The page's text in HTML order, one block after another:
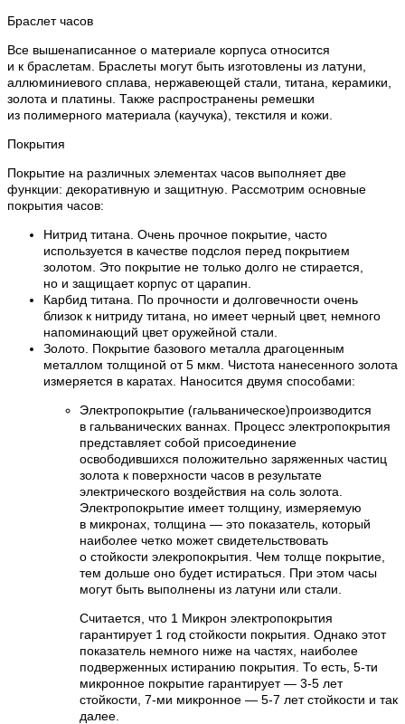
Браслет часов
Все вышенаписанное о материале корпуса относится
и к браслетам. Браслеты могут быть изготовлены из латуни,
аллюминиевого сплава, нержавеющей стали, титана, керамики,
золота и платины. Также распространены ремешки
из полимерного материала (каучука), текстиля и кожи.
Покрытия
Покрытие на различных элементах часов выполняет две
функции: декоративную и защитную. Рассмотрим основные
покрытия часов:
Нитрид титана. Очень прочное покрытие, часто
используется в качестве подслоя перед покрытием
золотом. Это покрытие не только долго не стирается,
но и защищает корпус от царапин.
Карбид титана. По прочности и долговечности очень
близок к нитриду титана, но имеет черный цвет, немного
напоминающий цвет оружейной стали.
Золото. Покрытие базового металла драгоценным
металлом толщиной от 5 мкм. Чистота нанесенного золота
измеряется в каратах. Наносится двумя способами:
Электропокрытие (гальваническое)производится
в гальванических ваннах. Процесс электропокрытия
представляет собой присоединение
освободившихся положительно заряженных частиц
золота к поверхности часов в результате
электрического воздействия на соль золота.
Электропокрытие имеет толщину, измеряемую
в микронах, толщина — это показатель, который
наиболее четко может свидетельствовать
о стойкости элекропокрытия. Чем толще покрытие,
тем дольше оно будет истираться. При этом часы
могут быть выполнены из латуни или стали.
Считается, что 1 Микрон электропокрытия
гарантирует 1 год стойкости покрытия. Однако этот
показатель немного ниже на частях, наиболее
подверженных истиранию покрытия. То есть, 5-ти
микронное покрытие гарантирует — 3-5 лет
стойкости, 7-ми микронное — 5-7 лет стойкости и так
далее.